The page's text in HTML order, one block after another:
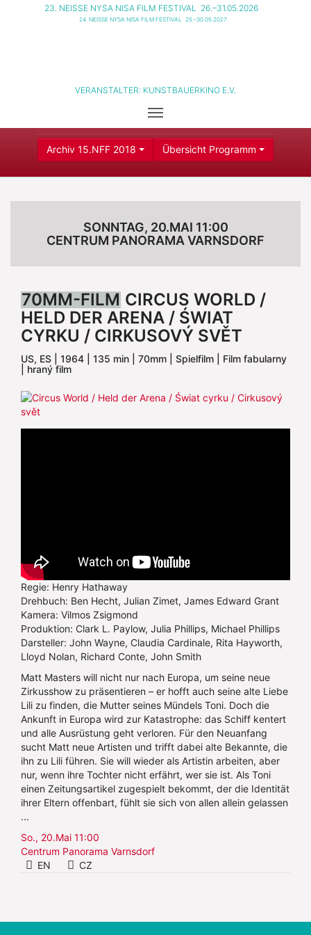
23. NEISSE NYSA NISA FILM FESTIVAL 26.–31.05.2026
24. NEISSE NYSA NISA FILM FESTIVAL 25.–30.05.2027
VERANSTALTER: KUNSTBAUERKINO E.V.
Archiv 15.NFF 2018 Übersicht Programm
SONNTAG, 20.MAI 11:00
CENTRUM PANORAMA VARNSDORF
70MM-FILM CIRCUS WORLD /
HELD DER ARENA / ŚWIAT
CYRKU / CIRKUSOVÝ SVĚT
US, ES | 1964 | 135 min | 70mm | Spielfilm | Film fabularny
| hraný film
Regie: Henry Hathaway
Drehbuch: Ben Hecht, Julian Zimet, James Edward Grant
Kamera: Vilmos Zsigmond
Produktion: Clark L. Paylow, Julia Phillips, Michael Phillips
Darsteller: John Wayne, Claudia Cardinale, Rita Hayworth,
Lloyd Nolan, Richard Conte, John Smith
Matt Masters will nicht nur nach Europa, um seine neue
Zirkusshow zu präsentieren – er hofft auch seine alte Liebe
Lili zu finden, die Mutter seines Mündels Toni. Doch die
Ankunft in Europa wird zur Katastrophe: das Schiff kentert
und alle Ausrüstung geht verloren. Für den Neuanfang
sucht Matt neue Artisten und trifft dabei alte Bekannte, die
ihn zu Lili führen. Sie will wieder als Artistin arbeiten, aber
nur, wenn ihre Tochter nicht erfährt, wer sie ist. Als Toni
einen Zeitungsartikel zugespielt bekommt, der die Identität
ihrer Eltern offenbart, fühlt sie sich von allen allein gelassen
...
So., 20.Mai 11:00
Centrum Panorama Varnsdorf
EN
CZ